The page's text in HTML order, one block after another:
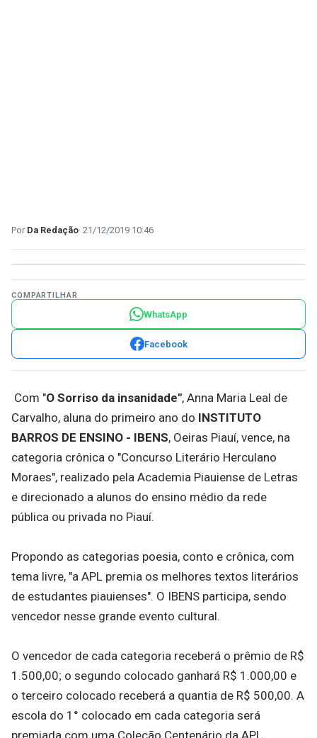
Da Redação 21/12/2019 10:46
COMPARTILHAR
WhatsApp
Facebook
Com "O Sorriso da insanidade", Anna Maria Leal de
Carvalho, aluna do primeiro ano do INSTITUTO
BARROS DE ENSINO - IBENS, Oeiras Piauí, vence, na
categoria crônica o "Concurso Literário Herculano
Moraes", realizado pela Academia Piauiense de Letras
e direcionado a alunos do ensino médio da rede
pública ou privada no Piauí.
Propondo as categorias poesia, conto e crônica, com
tema livre, "a APL premia os melhores textos literários
de estudantes piauienses". O IBENS participa, sendo
vencedor nesse grande evento cultural.
O vencedor de cada categoria receberá o prêmio de R$
1.500,00; o segundo colocado ganhará R$ 1.000,00 e
o terceiro colocado receberá a quantia de R$ 500,00. A
escola do 1° colocado em cada categoria será
premiada com uma Coleção Centenário da APL.